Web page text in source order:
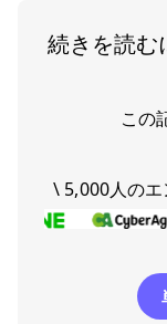
続きを読む
この
\ 5,000人の